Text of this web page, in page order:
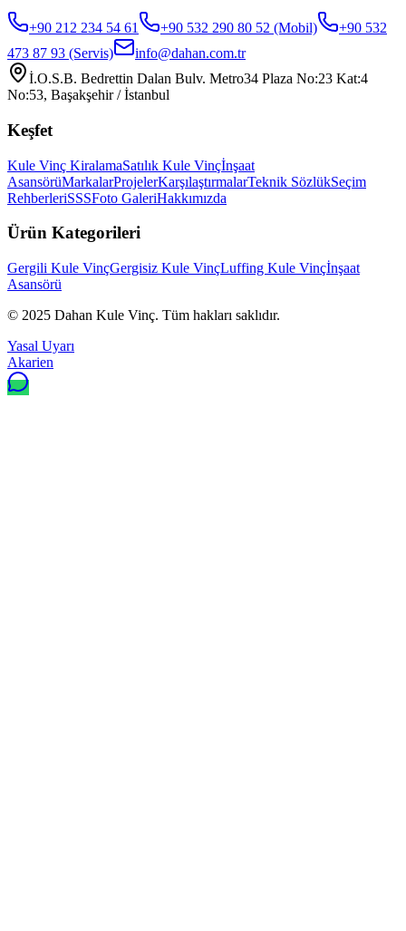
+90 212 234 54 61 +90 532 290 80 52 (Mobil)
+90 532
473 87 93 (Servis)
info@dahan.com.tr
İ.O.S.B. Bedrettin Dalan Bulv. Metro34 Plaza No:23 Kat:4
No:53, Başakşehir / İstanbul
Keşfet
Kule Vinç KiralamaSatılık Kule Vinçİnşaat
AsansörüMarkalarProjelerKarşılaştırmalarTeknik SözlükSeçim
RehberleriSSSFoto GaleriHakkımızda
Ürün Kategorileri
Gergili Kule VinçGergisiz Kule VinçLuffing Kule Vinçİnşaat
Asansörü
© 2025 Dahan Kule Vinç. Tüm hakları saklıdır.
Yasal Uyarı
Akarien